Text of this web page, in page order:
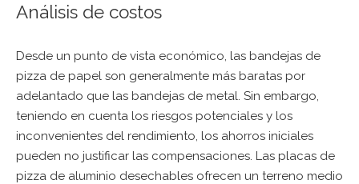
Análisis de costos
Desde un punto de vista económico, las bandejas de
pizza de papel son generalmente más baratas por
adelantado que las bandejas de metal. Sin embargo,
teniendo en cuenta los riesgos potenciales y los
inconvenientes del rendimiento, los ahorros iniciales
pueden no justificar las compensaciones. Las placas de
pizza de aluminio desechables ofrecen un terreno medio